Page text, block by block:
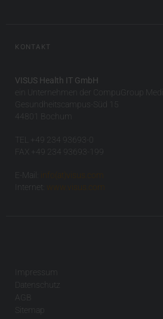
KONTAKT
VISUS Health IT GmbH
ein Unternehmen der CompuGroup
Gesundheitscampus-Süd 15
44801 Bochum
TEL +49 234 93693-0
FAX +49 234 93693-199
E-Mail:
info(at)visus.com
Internet:
www.visus.com
Impressum
Datenschutz
AGB
Sitemap